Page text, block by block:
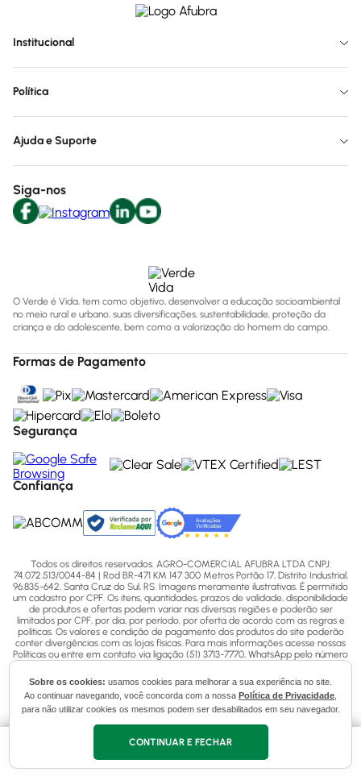
Sobre os cookies: usamos cookies para melhorar a sua experiência no site.
Ao continuar navegando, você concorda com a nossa Política de Privacidade
para não utilizar cookies os mesmos podem ser desabilitados em seu navegador.
CONTINUAR E FECHAR
Institucional
Política
Ajuda e Suporte
Siga-nos
O Verde é Vida, tem como objetivo, desenvolver a educação socioambiental
no meio rural e urbano, suas diversificações, sustentabilidade, proteção da
criança e do adolescente, bem como a valorização do homem do campo.
Formas de Pagamento
Segurança
Confiança
Todos os direitos reservados. AGRO-COMERCIAL AFUBRA LTDA CNPJ:
74.072.513/0044-84 | Rod BR-471 KM 147 300 Metros Portão 17, Distrito Industrial,
96.835-642, Santa Cruz do Sul, RS. Imagens meramente ilustrativas. É permitido
um cadastro por CPF. Os itens, quantidades, prazos de validade, disponibilidade
de produtos e ofertas podem variar nas diversas regiões e poderão ser
limitados por CPF, por dia, por período, por oferta de acordo com as regras e
políticas. Os valores e condição de pagamento dos produtos do site poderão
conter divergências com as lojas físicas. Para mais informações acesse nossas
Políticas ou entre em contato via ligação (51) 3713-7770, WhatsApp pelo número